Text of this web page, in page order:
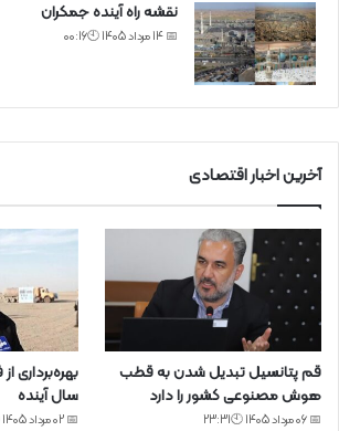
نقشه راه آینده جمکران
📅 14 مرداد 1405 🕙00:16
آخرین اخبار اقتصادی
قم پتانسیل تبدیل شدن به قطب
هوش مصنوعی کشور را دارد
📅 06 مرداد 1405 🕙23:31
بهره‌برداری
سال آینده
📅 02 مرداد 1405 🕙18:47